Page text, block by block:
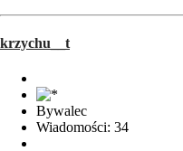
krzychu__t
Bywalec
Wiadomości: 34